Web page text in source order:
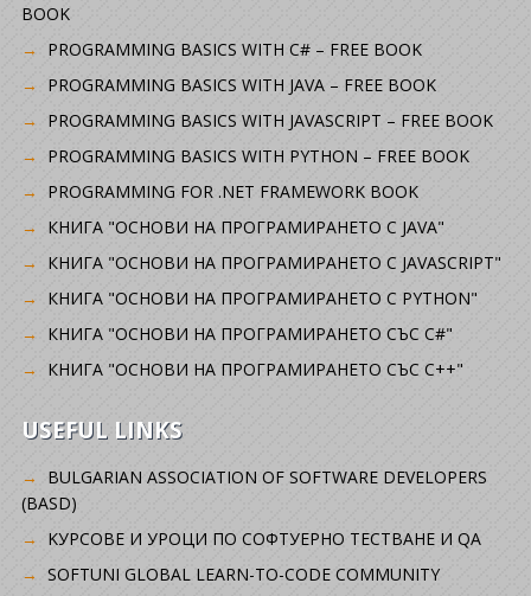
BOOK
PROGRAMMING BASICS WITH C# – FREE BOOK
PROGRAMMING BASICS WITH JAVA – FREE BOOK
PROGRAMMING BASICS WITH JAVASCRIPT – FREE BOOK
PROGRAMMING BASICS WITH PYTHON – FREE BOOK
PROGRAMMING FOR .NET FRAMEWORK BOOK
КНИГА "ОСНОВИ НА ПРОГРАМИРАНЕТО С JAVA"
КНИГА "ОСНОВИ НА ПРОГРАМИРАНЕТО С JAVASCRIPT"
КНИГА "ОСНОВИ НА ПРОГРАМИРАНЕТО С PYTHON"
КНИГА "ОСНОВИ НА ПРОГРАМИРАНЕТО СЪС C#"
КНИГА "ОСНОВИ НА ПРОГРАМИРАНЕТО СЪС C++"
USEFUL LINKS
BULGARIAN ASSOCIATION OF SOFTWARE DEVELOPERS
(BASD)
KУРСОВЕ И УРОЦИ ПО СОФТУЕРНО ТЕСТВАНЕ И QA
SOFTUNI GLOBAL LEARN-TO-CODE COMMUNITY